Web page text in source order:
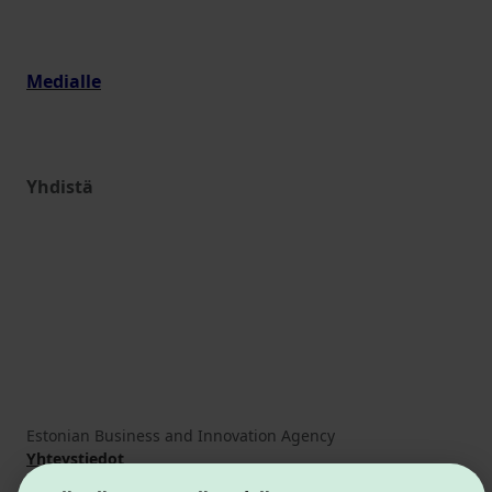
Medialle
Yhdistä
Estonian Business and Innovation Agency
Yhteystiedot
Yhteistyökumppanit